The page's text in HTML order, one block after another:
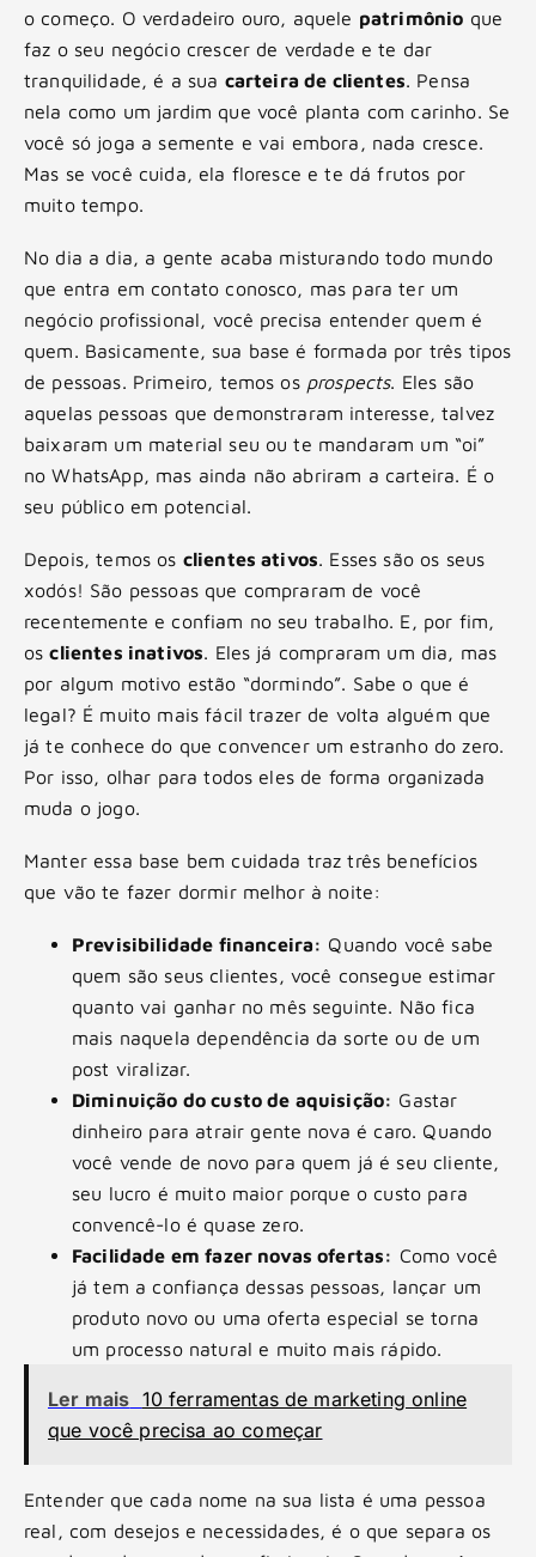
o começo. O verdadeiro ouro, aquele patrimônio que
faz o seu negócio crescer de verdade e te dar
tranquilidade, é a sua carteira de clientes. Pensa
nela como um jardim que você planta com carinho. Se
você só joga a semente e vai embora, nada cresce.
Mas se você cuida, ela floresce e te dá frutos por
muito tempo.
No dia a dia, a gente acaba misturando todo mundo
que entra em contato conosco, mas para ter um
negócio profissional, você precisa entender quem é
quem. Basicamente, sua base é formada por três tipos
de pessoas. Primeiro, temos os prospects. Eles são
aquelas pessoas que demonstraram interesse, talvez
baixaram um material seu ou te mandaram um “oi”
no WhatsApp, mas ainda não abriram a carteira. É o
seu público em potencial.
Depois, temos os clientes ativos. Esses são os seus
xodós! São pessoas que compraram de você
recentemente e confiam no seu trabalho. E, por fim,
osclientes inativos. Eles já compraram um dia, mas
por algum motivo estão “dormindo”. Sabe o que é
legal? É muito mais fácil trazer de volta alguém que
já te conhece do que convencer um estranho do zero.
Por isso, olhar para todos eles de forma organizada
muda o jogo.
Manter essa base bem cuidada traz três benefícios
que vão te fazer dormir melhor à noite:
Previsibilidade financeira: Quando você sabe
quem são seus clientes, você consegue estimar
quanto vai ganhar no mês seguinte. Não fica
mais naquela dependência da sorte ou de um
post viralizar.
Diminuição do custo de aquisição: Gastar
dinheiro para atrair gente nova é caro. Quando
você vende de novo para quem já é seu cliente,
seu lucro é muito maior porque o custo para
convencê-lo é quase zero.
Facilidade em fazer novas ofertas: Como você
já tem a confiança dessas pessoas, lançar um
produto novo ou uma oferta especial se torna
um processo natural e muito mais rápido.
Ler mais 10 ferramentas de marketing online
que você precisa ao começar
Entender que cada nome na sua lista é uma pessoa
real, com desejos e necessidades, é o que separa os